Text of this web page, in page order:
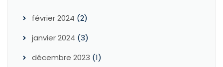
février 2024 (2)
janvier 2024 (3)
décembre 2023 (1)